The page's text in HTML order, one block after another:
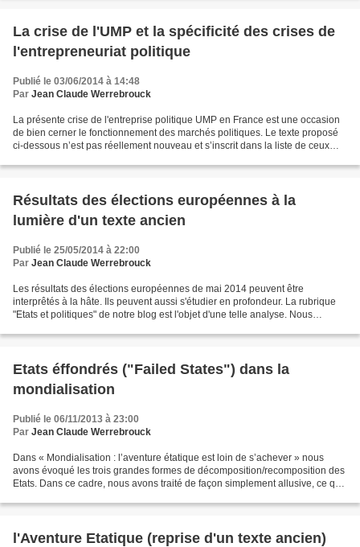
La crise de l'UMP et la spécificité des crises de
l'entrepreneuriat politique
Publié le 03/06/2014 à 14:48
Par Jean Claude Werrebrouck
La présente crise de l'entreprise politique UMP en France est une occasion
de bien cerner le fonctionnement des marchés politiques. Le texte proposé
ci-dessous n’est pas réellement nouveau et s’inscrit dans la liste de ceux
Résultats des élections européennes à la
lumière d'un texte ancien
Publié le 25/05/2014 à 22:00
Par Jean Claude Werrebrouck
Les résultats des élections européennes de mai 2014 peuvent être
interprêtés à la hâte. Ils peuvent aussi s'étudier en profondeur. La rubrique
"Etats et politiques" de notre blog est l'objet d'une telle analyse. Nous
Etats éffondrés ("Failed States") dans la
mondialisation
Publié le 06/11/2013 à 23:00
Par Jean Claude Werrebrouck
Dans « Mondialisation : l’aventure étatique est loin de s’achever » nous
avons évoqué les trois grandes formes de décomposition/recomposition des
Etats. Dans ce cadre, nous avons traité de façon simplement allusive, ce que
l'Aventure Etatique (reprise d'un texte ancien)